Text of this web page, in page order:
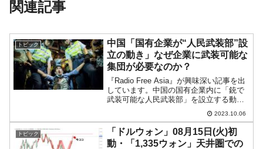
関連記事
トピック
中国「国有企業が“人民武装部”設
立の動き」なぜ企業に武装可能な
集団が必要なのか？
『Radio Free Asia』が興味深い記事を出
しています。中国の国有企業内に「銃で
武装可能な人民武装部」を設立する動き
が広まっているというのです。例えば、
2023年08月28日『上海城投集団』
（SIIG）は、「国防予備軍の建設を強化
す...
2023.10.06
トピック
「ドルウォン」08月15日(火)初
動・「1,335ウォン」天井圏での